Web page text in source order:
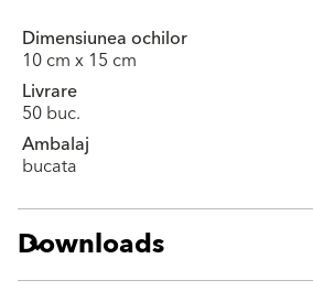
Dimensiunea ochilor
10 cm x 15 cm
Livrare
50 buc.
Ambalaj
bucata
Downloads